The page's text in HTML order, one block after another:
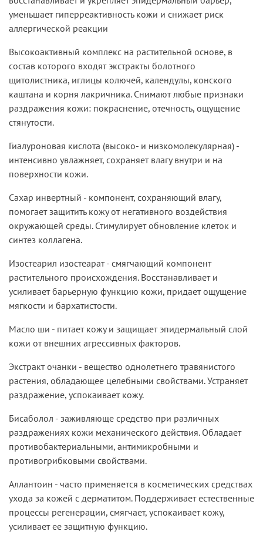
уменьшает гиперреактивность кожи и снижает риск
аллергической реакции
Высокоактивный комплекс на растительной основе, в
состав которого входят экстракты болотного
щитолистника, иглицы колючей, календулы, конского
каштана и корня лакричника. Снимают любые признаки
раздражения кожи: покраснение, отечность, ощущение
стянутости.
Гиалуроновая кислота (высоко- и низкомолекулярная) -
интенсивно увлажняет, сохраняет влагу внутри и на
поверхности кожи.
Сахар инвертный - компонент, сохраняющий влагу,
помогает защитить кожу от негативного воздействия
окружающей среды. Стимулирует обновление клеток и
синтез коллагена.
Изостеарил изостеарат - смягчающий компонент
растительного происхождения. Восстанавливает и
усиливает барьерную функцию кожи, придает ощущение
мягкости и бархатистости.
Масло ши - питает кожу и защищает эпидермальный слой
кожи от внешних агрессивных факторов.
Экстракт очанки - вещество однолетнего травянистого
растения, обладающее целебными свойствами. Устраняет
раздражение, успокаивает кожу.
Бисаболол - заживляюще средство при различных
раздражениях кожи механического действия. Обладает
противобактериальными, антимикробными и
противогрибковыми свойствами.
Аллантоин - часто применяется в косметических средствах
ухода за кожей с дерматитом. Поддерживает естественные
процессы регенерации, смягчает, успокаивает кожу,
усиливает ее защитную функцию.